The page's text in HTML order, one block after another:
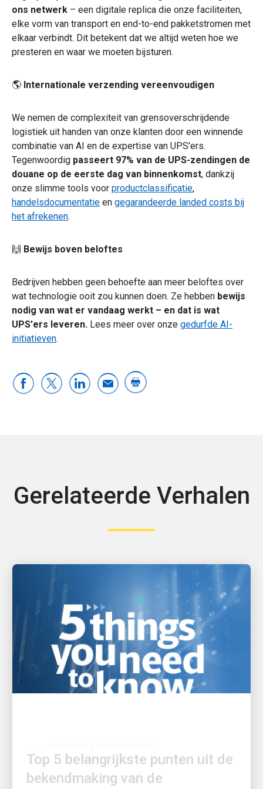
ons netwerk – een digitale replica die onze faciliteiten,
elke vorm van transport en end-to-end pakketstromen met
elkaar verbindt. Dit betekent dat we altijd weten hoe we
presteren en waar we moeten bijsturen.
🌎 Internationale verzending vereenvoudigen
We nemen de complexiteit van grensoverschrijdende
logistiek uit handen van onze klanten door een winnende
combinatie van AI en de expertise van UPS'ers.
Tegenwoordig passeert 97% van de UPS-zendingen de
douane op de eerste dag van binnenkomst, dankzij
onze slimme tools voor productclassificatie,
handelsdocumentatie en gegarandeerde landed costs bij
het afrekenen.
🙌 Bewijs boven beloftes
Bedrijven hebben geen behoefte aan meer beloftes over
wat technologie ooit zou kunnen doen. Ze hebben bewijs
nodig van wat er vandaag werkt – en dat is wat
UPS'ers leveren. Lees meer over onze gedurfde AI-
initiatieven.
Gerelateerde Verhalen
bekendmaking van de
kwartaalcijfers van UPS over Q2